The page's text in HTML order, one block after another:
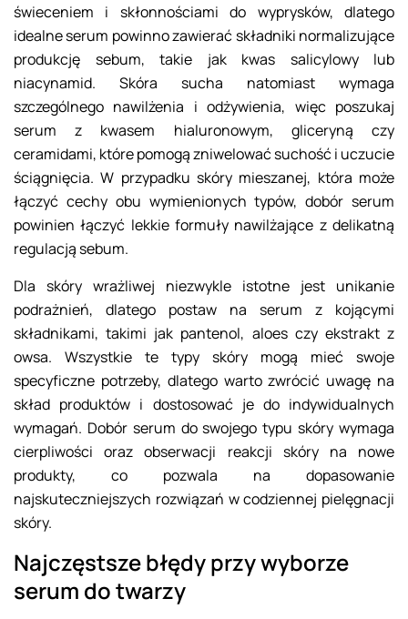
świeceniem i skłonnościami do wyprysków, dlatego
idealne serum powinno zawierać składniki normalizujące
produkcję sebum, takie jak kwas salicylowy lub
niacynamid. Skóra sucha natomiast wymaga
szczególnego nawilżenia i odżywienia, więc poszukaj
serum z kwasem hialuronowym, gliceryną czy
ceramidami, które pomogą zniwelować suchość i uczucie
ściągnięcia. W przypadku skóry mieszanej, która może
łączyć cechy obu wymienionych typów, dobór serum
powinien łączyć lekkie formuły nawilżające z delikatną
regulacją sebum.
Dla skóry wrażliwej niezwykle istotne jest unikanie
podrażnień, dlatego postaw na serum z kojącymi
składnikami, takimi jak pantenol, aloes czy ekstrakt z
owsa. Wszystkie te typy skóry mogą mieć swoje
specyficzne potrzeby, dlatego warto zwrócić uwagę na
skład produktów i dostosować je do indywidualnych
wymagań. Dobór serum do swojego typu skóry wymaga
cierpliwości oraz obserwacji reakcji skóry na nowe
produkty, co pozwala na dopasowanie
najskuteczniejszych rozwiązań w codziennej pielęgnacji
skóry.
Najczęstsze błędy przy wyborze
serum do twarzy